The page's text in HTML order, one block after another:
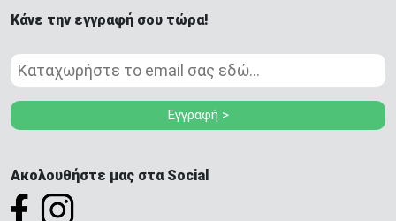
Κάνε την εγγραφή σου τώρα!
Εγγραφή >
Ακολουθήστε μας στα Social